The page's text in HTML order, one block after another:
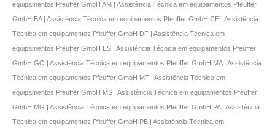
equipamentos Pfeuffer GmbH AM | Assistência Técnica em equipamentos Pfeuffer
GmbH BA | Assistência Técnica em equipamentos Pfeuffer GmbH CE | Assistência
Técnica em equipamentos Pfeuffer GmbH DF | Assistência Técnica em
equipamentos Pfeuffer GmbH ES | Assistência Técnica em equipamentos Pfeuffer
GmbH GO | Assistência Técnica em equipamentos Pfeuffer GmbH MA | Assistência
Técnica em equipamentos Pfeuffer GmbH MT | Assistência Técnica em
equipamentos Pfeuffer GmbH MS | Assistência Técnica em equipamentos Pfeuffer
GmbH MG | Assistência Técnica em equipamentos Pfeuffer GmbH PA | Assistência
Técnica em equipamentos Pfeuffer GmbH PB | Assistência Técnica em